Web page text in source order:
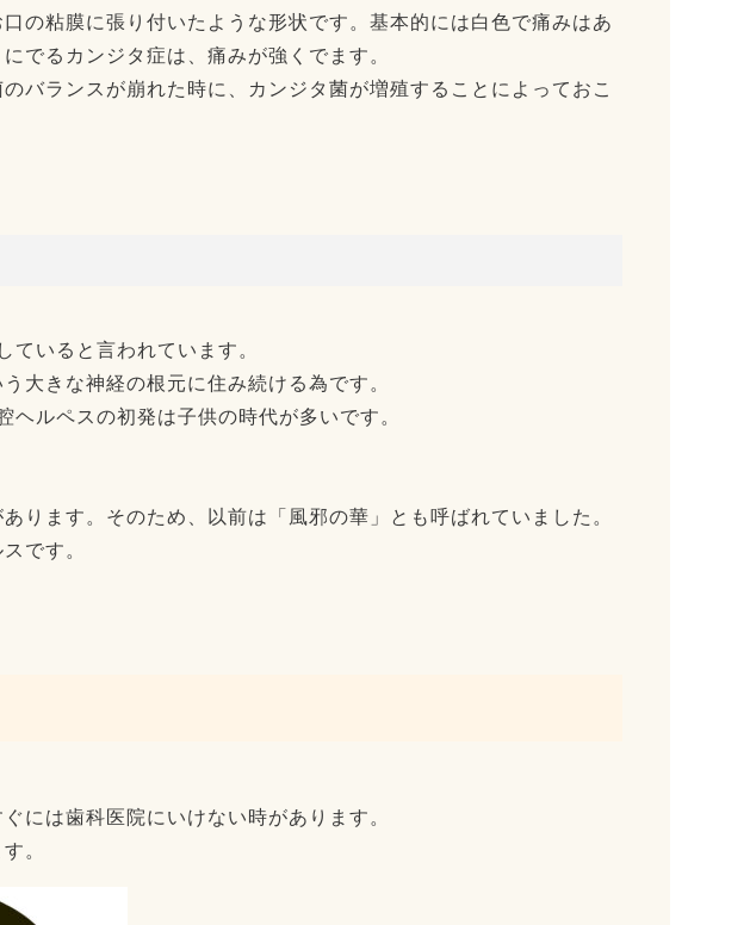
の粘膜に張り付いたような形状です。基本的には白色で痛みはあ
でるカンジタ症は、痛みが強くでます。
バランスが崩れた時に、カンジタ菌が増殖することによっておこ
いると言われています。
大きな神経の根元に住み続ける為です。
ルペスの初発は子供の時代が多いです。
ります。そのため、以前は「風邪の華」とも呼ばれていました。
です。
には歯科医院にいけない時があります。
。